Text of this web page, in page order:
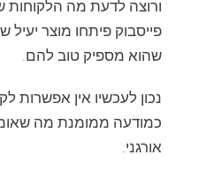
ורוצה לדעת מה הלקוחות
פייסבוק פיתחו מוצר יעיל
שהוא מספיק טוב להם.
נכון לעכשיו אין אפשרות
כמודעה ממומנת מה
אורגני.